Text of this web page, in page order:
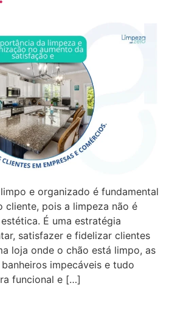
e organizado é fundamental
cliente, pois a limpeza não é
É uma estratégia
satisfazer e fidelizar clientes
loja onde o chão está limpo, as
impecáveis e tudo
funcional e […]